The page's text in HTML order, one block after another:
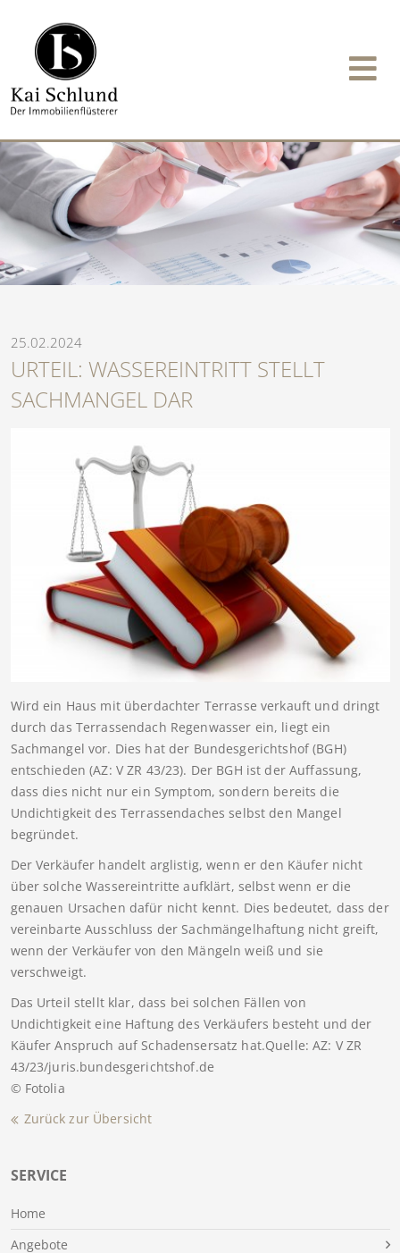
SERVICE
Home
Angebote
25.02.2024
URTEIL: WASSEREINTRITT STELLT
SACHMANGEL DAR
Wird ein Haus mit überdachter Terrasse verkauft und dringt
durch das Terrassendach Regenwasser ein, liegt ein
Sachmangel vor. Dies hat der Bundesgerichtshof (BGH)
entschieden (AZ: V ZR 43/23). Der BGH ist der Auffassung,
dass dies nicht nur ein Symptom, sondern bereits die
Undichtigkeit des Terrassendaches selbst den Mangel
begründet.
Der Verkäufer handelt arglistig, wenn er den Käufer nicht
über solche Wassereintritte aufklärt, selbst wenn er die
genauen Ursachen dafür nicht kennt. Dies bedeutet, dass der
vereinbarte Ausschluss der Sachmängelhaftung nicht greift,
wenn der Verkäufer von den Mängeln weiß und sie
verschweigt.
Das Urteil stellt klar, dass bei solchen Fällen von
Undichtigkeit eine Haftung des Verkäufers besteht und der
Käufer Anspruch auf Schadensersatz hat.Quelle: AZ: V ZR
43/23/juris.bundesgerichtshof.de
© Fotolia
Zurück zur Übersicht